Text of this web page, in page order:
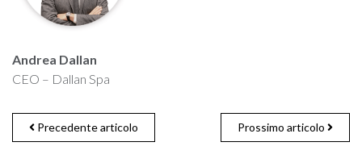
Andrea Dallan
CEO – Dallan Spa
Precedente articolo Prossimo articolo